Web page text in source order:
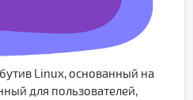
Linux, основанный на
для пользователей,